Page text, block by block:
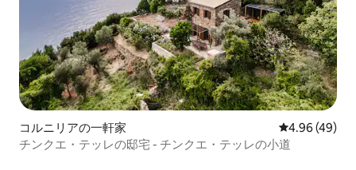
コルニリアの一軒家 レビュー49
4.96 (49)
チンクエ・テッレの邸宅 - チンクエ・テッレの小道